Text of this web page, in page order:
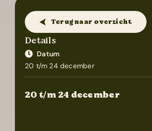
Ponykamp
Groepsaccommodatie
Survivalkamp
Manege
Schoolkamp
Activiteiten
Ouders/verzorgers
Fotoalbum
Vakanties
Terug naar overzicht
Details
Datum
20 t/m 24 december
20 t/m 24 december